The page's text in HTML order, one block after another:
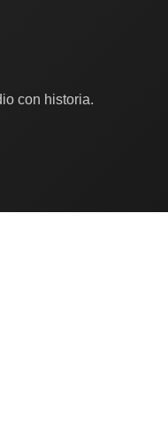
con historia.